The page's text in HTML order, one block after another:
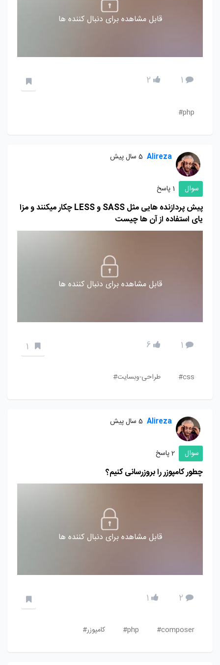
قابل مشاهده برای دنبال کننده ها
1
2
php#
Alireza 5 سال پیش
سوال 1 پاسخ
پیش پردازنده هایی مثل SASS و LESS چکار میکنند و مزا
یای استفاده از آن ها چیست
قابل مشاهده برای دنبال کننده ها
1
6
1
css# طراحی-وبسایت#
Alireza 5 سال پیش
سوال 2 پاسخ
چطور کامپوزر را بروزرسانی کنیم؟
قابل مشاهده برای دنبال کننده ها
2
1
composer#
php# کامپوزر#